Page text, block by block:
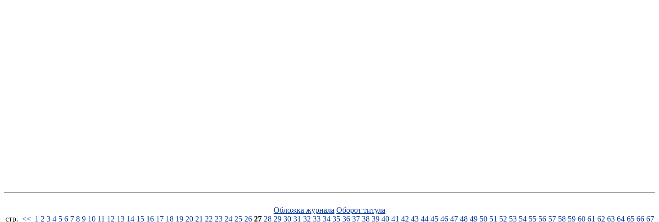
Обложка журнала Оборот титула
стp. << 1 2 3 4 5 6 7 8 9 10 11 12 13 14 15 16 17 18 19 20 21 22 23 24 25 26 27 28 29 30 31 32 33 34 35 36 37 38 39 40 41 42 43 44 45 46 47 48 49 50 51 52 53 54 55 56 57 58 59 60 61 62 63 64 65 66 67